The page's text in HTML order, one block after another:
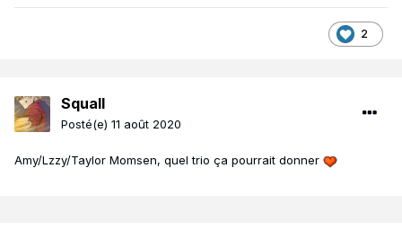
2
Squall
Posté(e) 11 août 2020
Amy/Lzzy/Taylor Momsen, quel trio ça pourrait donner